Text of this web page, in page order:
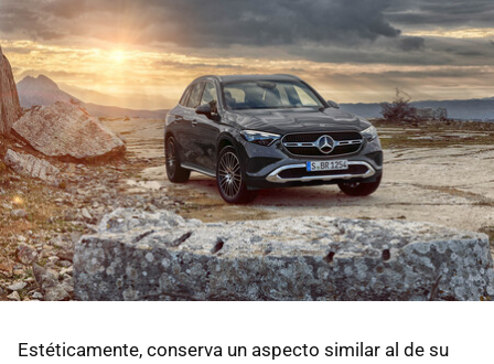
Estéticamente, conserva un aspecto similar al de su